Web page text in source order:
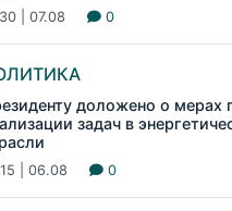
| 07.08 0
доложено о мерах
задач в
| 06.08 0